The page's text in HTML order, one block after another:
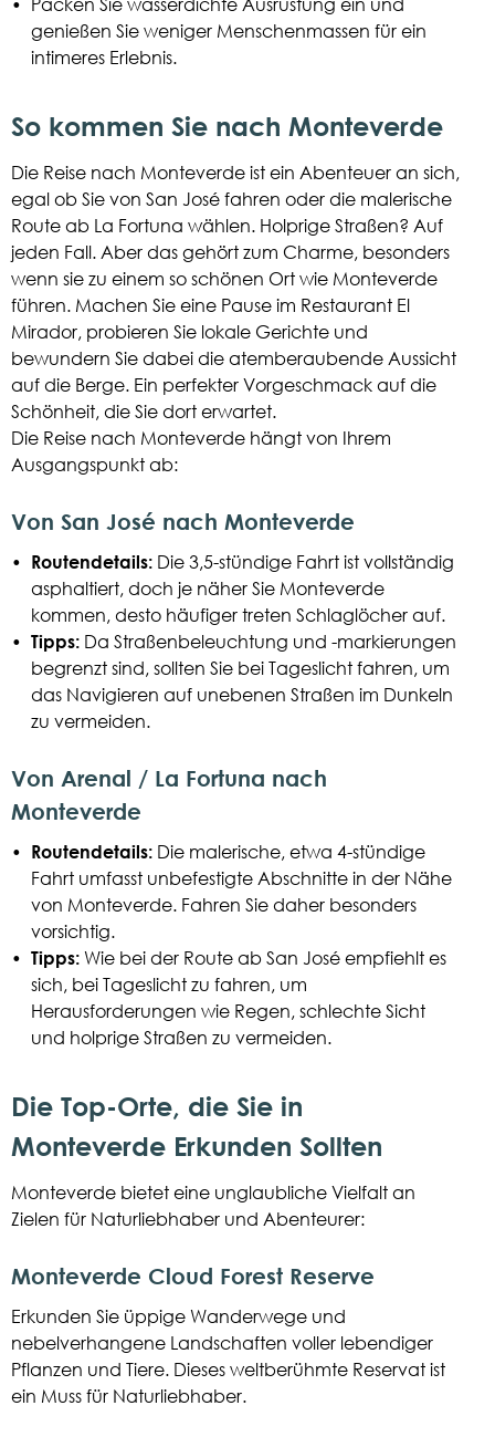
genießen Sie weniger Menschenmassen für ein
intimeres Erlebnis.
So kommen Sie nach Monteverde
Die Reise nach Monteverde ist ein Abenteuer an sich,
egal ob Sie von San José fahren oder die malerische
Route ab La Fortuna wählen. Holprige Straßen? Auf
jeden Fall. Aber das gehört zum Charme, besonders
wenn sie zu einem so schönen Ort wie Monteverde
führen. Machen Sie eine Pause im Restaurant El
Mirador, probieren Sie lokale Gerichte und
bewundern Sie dabei die atemberaubende Aussicht
auf die Berge. Ein perfekter Vorgeschmack auf die
Schönheit, die Sie dort erwartet.
Die Reise nach Monteverde hängt von Ihrem
Ausgangspunkt ab:
Von San José nach Monteverde
• Routendetails: Die 3,5-stündige Fahrt ist vollständig
asphaltiert, doch je näher Sie Monteverde
kommen, desto häufiger treten Schlaglöcher auf.
• Tipps: Da Straßenbeleuchtung und -markierungen
begrenzt sind, sollten Sie bei Tageslicht fahren, um
das Navigieren auf unebenen Straßen im Dunkeln
zu vermeiden.
Von Arenal / La Fortuna nach
Monteverde
• Routendetails: Die malerische, etwa 4-stündige
Fahrt umfasst unbefestigte Abschnitte in der Nähe
von Monteverde. Fahren Sie daher besonders
vorsichtig.
• Tipps: Wie bei der Route ab San José empfiehlt es
sich, bei Tageslicht zu fahren, um
Herausforderungen wie Regen, schlechte Sicht
und holprige Straßen zu vermeiden.
Die Top-Orte, die Sie in
Monteverde Erkunden Sollten
Monteverde bietet eine unglaubliche Vielfalt an
Zielen für Naturliebhaber und Abenteurer:
Monteverde Cloud Forest Reserve
Erkunden Sie üppige Wanderwege und
nebelverhangene Landschaften voller lebendiger
Pflanzen und Tiere. Dieses weltberühmte Reservat ist
ein Muss für Naturliebhaber.